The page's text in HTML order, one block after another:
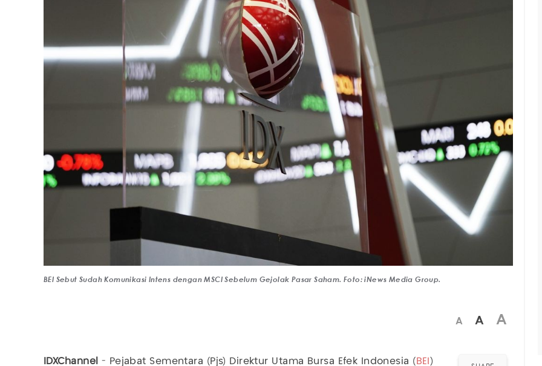
BEI Sebut Sudah Komunikasi Intens dengan MSCI Sebelum Gejolak Pasar Saham. Foto: iNews Media Group.
A A A
IDXChannel - Pejabat Sementara (Pjs) Direktur Utama Bursa Efek Indonesia ( BEI )